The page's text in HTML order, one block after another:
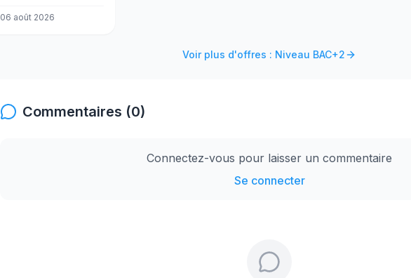
06 août 2026
Voir plus d'offres : Niveau BAC+2
Commentaires (0)
Connectez-vous pour laisser un commentaire
Se connecter